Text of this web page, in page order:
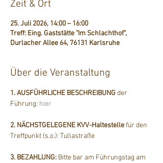
Zeit & Ort
25. Juli 2026, 14:00 – 16:00
Treff: Eing. Gaststätte "Im Schlachthof",
Durlacher Allee 64, 76131 Karlsruhe
Über die Veranstaltung
1. AUSFÜHRLICHE BESCHREIBUNG der
Führung: hier
2. NÄCHSTGELEGENE KVV-Haltestelle für den
Treffpunkt (s.o.): Tullastraße
3. BEZAHLUNG: Bitte bar am Führungstag am